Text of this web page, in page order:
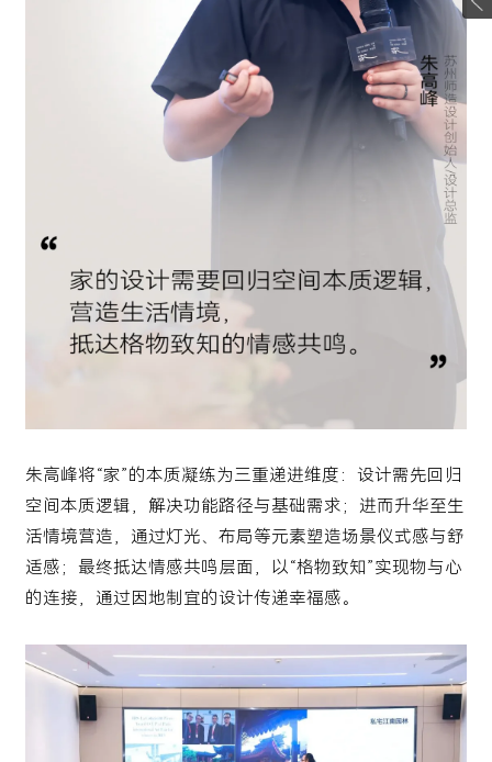
朱高峰将“家”的本质凝练为三重递进维度：设计需先回归
空间本质逻辑，解决功能路径与基础需求；进而升华至生
活情境营造，通过灯光、布局等元素塑造场景仪式感与舒
适感；最终抵达情感共鸣层面，以“格物致知”实现物与心
的连接，通过因地制宜的设计传递幸福感。